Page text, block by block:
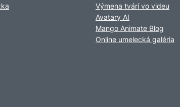
Výmena tvárí vo videu
Avatary AI
Mango Animate Blog
Online umelecká galéria